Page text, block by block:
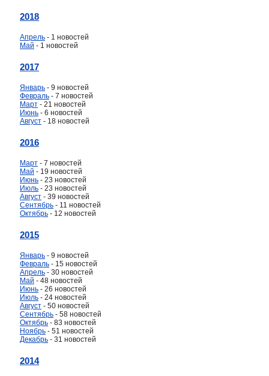
2018
Апрель - 1 новостей
Май - 1 новостей
2017
Январь - 9 новостей
Февраль - 7 новостей
Март - 21 новостей
Июнь - 6 новостей
Август - 18 новостей
2016
Март - 7 новостей
Май - 19 новостей
Июнь - 23 новостей
Июль - 23 новостей
Август - 39 новостей
Сентябрь - 11 новостей
Октябрь - 12 новостей
2015
Январь - 9 новостей
Февраль - 15 новостей
Апрель - 30 новостей
Май - 48 новостей
Июнь - 26 новостей
Июль - 24 новостей
Август - 50 новостей
Сентябрь - 58 новостей
Октябрь - 83 новостей
Ноябрь - 51 новостей
Декабрь - 31 новостей
2014